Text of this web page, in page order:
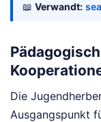
📖 Verwandt:
Die
Ausgangspunkt